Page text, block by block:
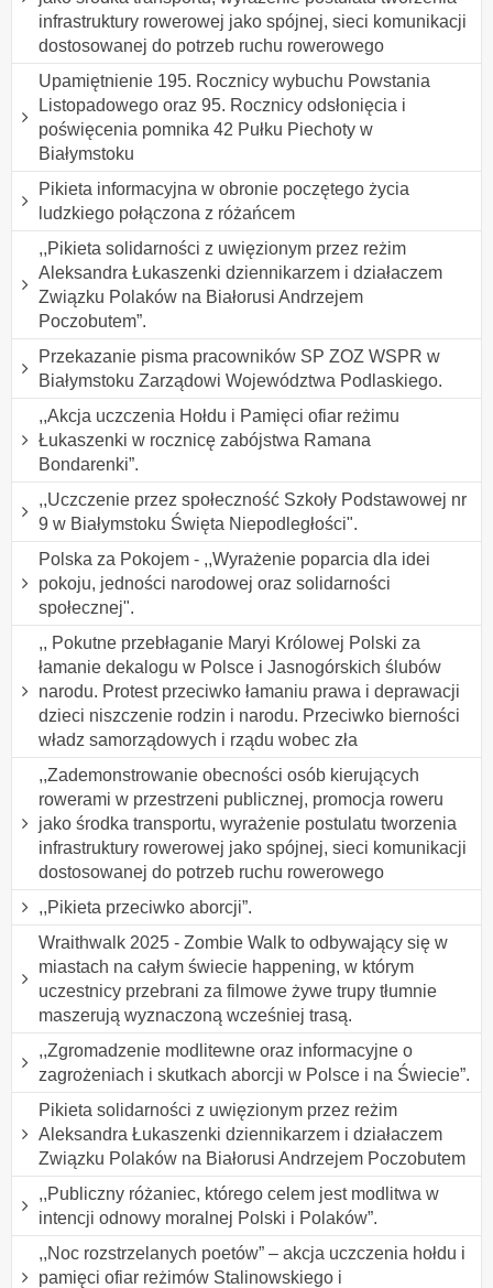
infrastruktury rowerowej jako spójnej, sieci komunikacji
dostosowanej do potrzeb ruchu rowerowego
Upamiętnienie 195. Rocznicy wybuchu Powstania
Listopadowego oraz 95. Rocznicy odsłonięcia i
poświęcenia pomnika 42 Pułku Piechoty w
Białymstoku
Pikieta informacyjna w obronie poczętego życia
ludzkiego połączona z różańcem
,,Pikieta solidarności z uwięzionym przez reżim
Aleksandra Łukaszenki dziennikarzem i działaczem
Związku Polaków na Białorusi Andrzejem
Poczobutem”.
Przekazanie pisma pracowników SP ZOZ WSPR w
Białymstoku Zarządowi Województwa Podlaskiego.
,,Akcja uczczenia Hołdu i Pamięci ofiar reżimu
Łukaszenki w rocznicę zabójstwa Ramana
Bondarenki”.
,,Uczczenie przez społeczność Szkoły Podstawowej nr
9 w Białymstoku Święta Niepodległości".
Polska za Pokojem - ,,Wyrażenie poparcia dla idei
pokoju, jedności narodowej oraz solidarności
społecznej".
,, Pokutne przebłaganie Maryi Królowej Polski za
łamanie dekalogu w Polsce i Jasnogórskich ślubów
narodu. Protest przeciwko łamaniu prawa i deprawacji
dzieci niszczenie rodzin i narodu. Przeciwko bierności
władz samorządowych i rządu wobec zła
,,Zademonstrowanie obecności osób kierujących
rowerami w przestrzeni publicznej, promocja roweru
jako środka transportu, wyrażenie postulatu tworzenia
infrastruktury rowerowej jako spójnej, sieci komunikacji
dostosowanej do potrzeb ruchu rowerowego
,,Pikieta przeciwko aborcji”.
Wraithwalk 2025 - Zombie Walk to odbywający się w
miastach na całym świecie happening, w którym
uczestnicy przebrani za filmowe żywe trupy tłumnie
maszerują wyznaczoną wcześniej trasą.
,,Zgromadzenie modlitewne oraz informacyjne o
zagrożeniach i skutkach aborcji w Polsce i na Świecie”.
Pikieta solidarności z uwięzionym przez reżim
Aleksandra Łukaszenki dziennikarzem i działaczem
Związku Polaków na Białorusi Andrzejem Poczobutem
,,Publiczny różaniec, którego celem jest modlitwa w
intencji odnowy moralnej Polski i Polaków”.
,,Noc rozstrzelanych poetów” – akcja uczczenia hołdu i
pamięci ofiar reżimów Stalinowskiego i